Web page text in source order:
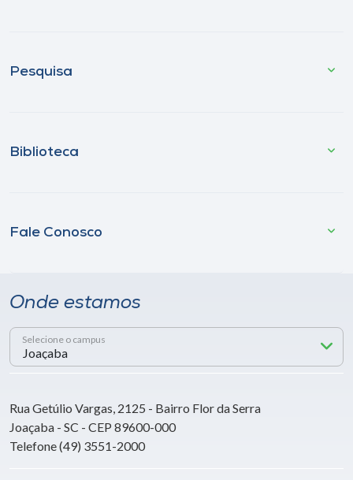
Pesquisa
Biblioteca
Fale Conosco
Onde estamos
Selecione o campus
Rua Getúlio Vargas, 2125 - Bairro Flor da Serra
Joaçaba - SC - CEP 89600-000
Telefone (49) 3551-2000